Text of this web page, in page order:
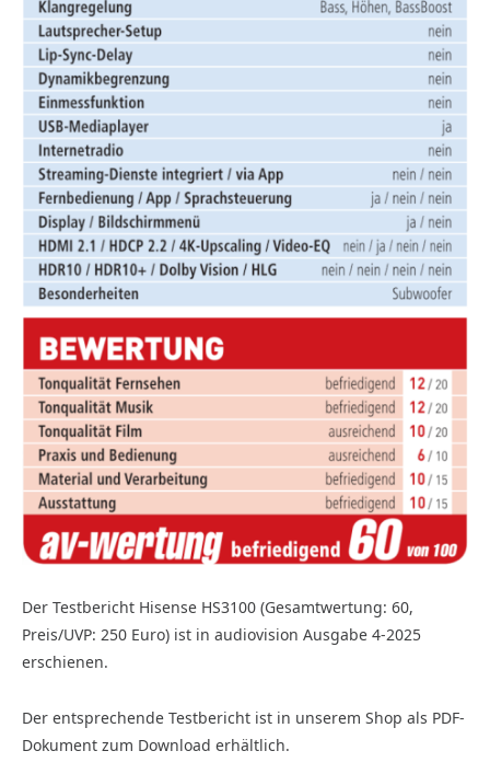
Der Testbericht Hisense HS3100 (Gesamtwertung: 60,
Preis/UVP: 250 Euro) ist in audiovision Ausgabe 4-2025
erschienen.
Der entsprechende Testbericht ist in unserem Shop als PDF-
Dokument zum Download erhältlich.